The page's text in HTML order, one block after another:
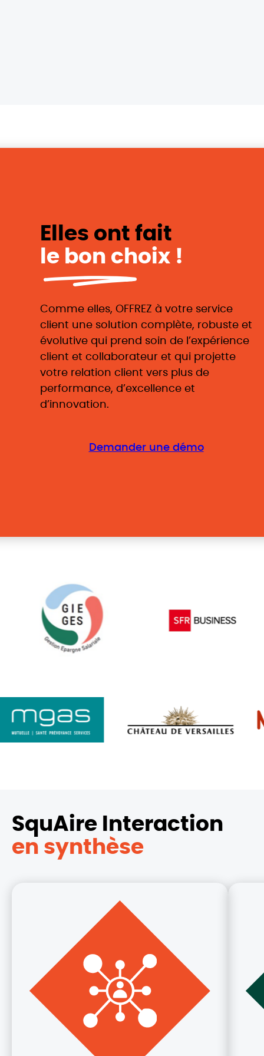
Elles ont fait
le bon choix !
Comme elles, OFFREZ à votre service
client une solution complète, robuste et
évolutive qui prend soin de l’expérience
client et collaborateur et qui projette
votre relation client vers plus de
performance, d’excellence et
d’innovation.
Demander une démo
SquAire Interaction
en synthèse